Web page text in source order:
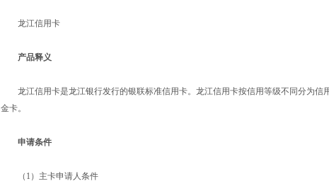
龙江信用卡
产品释义
龙江信用卡是龙江银行发行的银联标准信用卡。龙江信用卡按信用等级不同分为信
金卡。
申请条件
（1）主卡申请人条件